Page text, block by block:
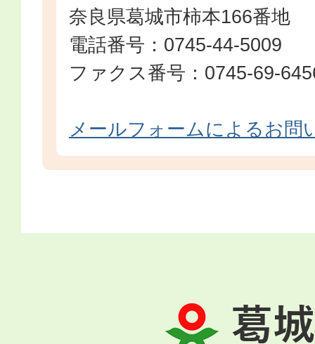
奈良県葛城市柿本166番地
電話番号：0745-44-5009
ファクス番号：0745-69-
メールフォームによるお問
葛
城